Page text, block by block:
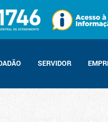
SERVIDOR